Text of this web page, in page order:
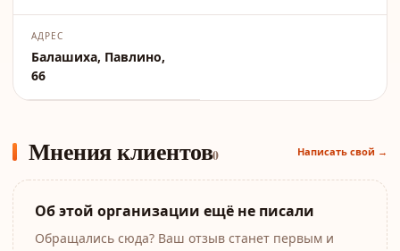
АДРЕС
Балашиха, Павлино,
66
Мнения клиентов0 Написать свой →
Об этой организации ещё не писали
Обращались сюда? Ваш отзыв станет первым и